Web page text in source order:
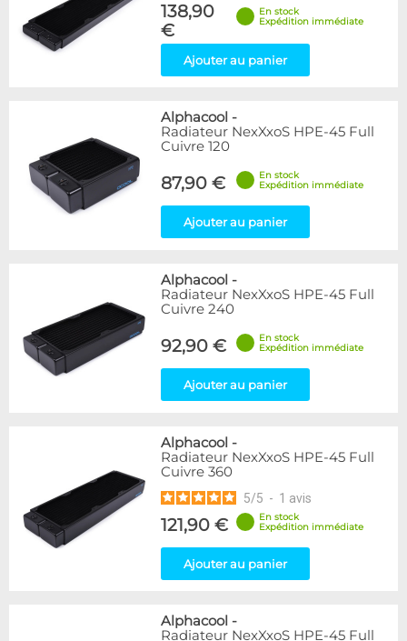
138,90
€
En stock
Expédition immédiate
Ajouter au panier
Alphacool -
Radiateur NexXxoS HPE-45 Full
Cuivre 120
87,90 €
En stock
Expédition immédiate
Ajouter au panier
Alphacool -
Radiateur NexXxoS HPE-45 Full
Cuivre 240
92,90 €
En stock
Expédition immédiate
Ajouter au panier
Alphacool -
Radiateur NexXxoS HPE-45 Full
Cuivre 360
5/5 - 1 avis
121,90 €
En stock
Expédition immédiate
Ajouter au panier
Alphacool -
Radiateur NexXxoS HPE-45 Full